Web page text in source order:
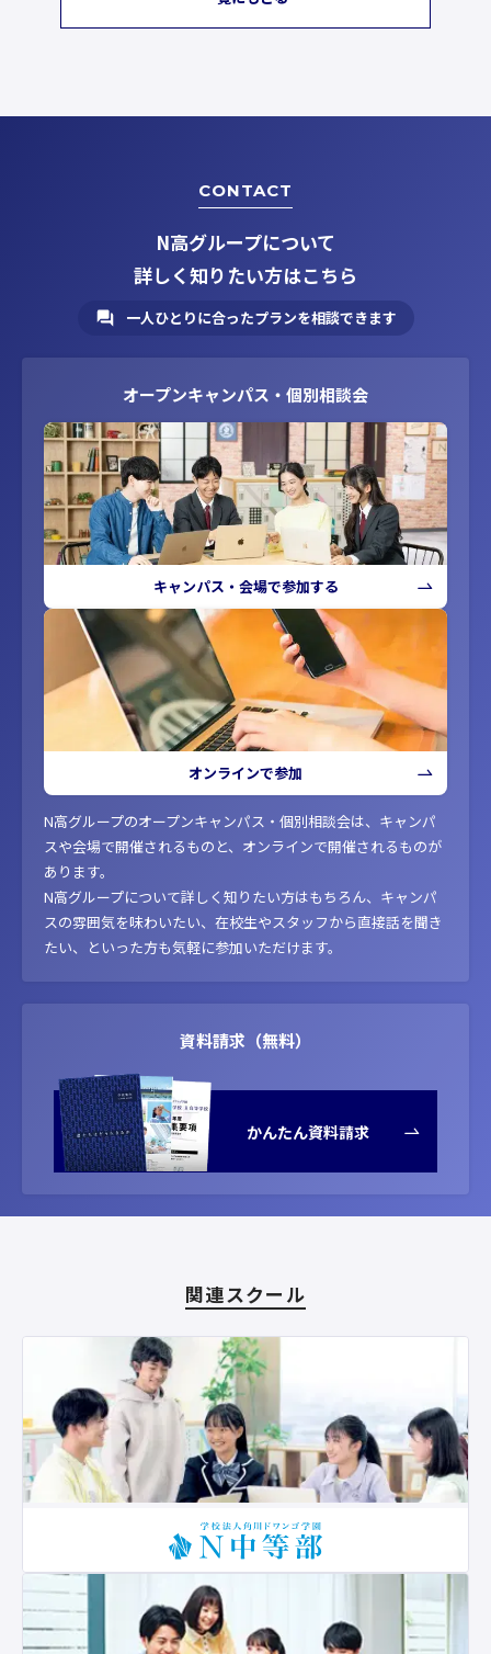
CONTACT
N高グループについて
詳しく知りたい方はこちら
一人ひとりに合ったプランを相談できます
オープンキャンパス・個別相談会
キャンパス・会場で参加する
オンラインで参加
N高グループのオープンキャンパス・個別相談会は、キャンパ
スや会場で開催されるものと、オンラインで開催されるものが
あります。
N高グループについて詳しく知りたい方はもちろん、キャンパ
スの雰囲気を味わいたい、在校生やスタッフから直接話を聞き
たい、といった方も気軽に参加いただけます。
資料請求（無料）
かんたん資料請求
関連スクール